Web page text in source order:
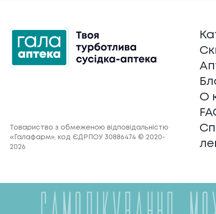
Товариство з обмеженою відповідальністю
«Галафарм», код ЄДРПОУ 30886474 © 2020-
2026
О